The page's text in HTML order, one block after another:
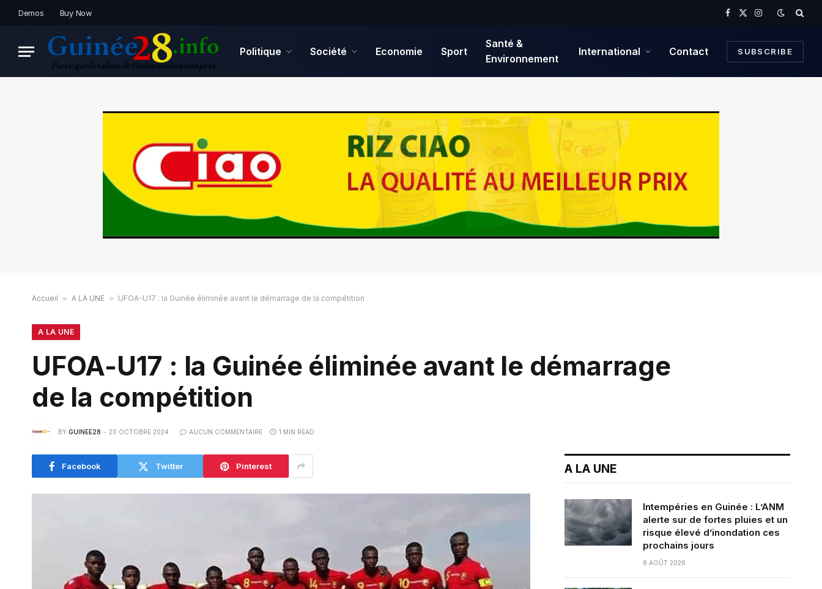
Demos Buy Now
Facebook
X
Instagram
Politique Société Economie Sport
Santé &
Environnement
International Contact SUBSCRIBE
Accueil » A LA UNE » UFOA-U17 : la Guinée éliminée avant le démarrage de la compétition
A LA UNE
UFOA-U17 : la Guinée éliminée avant le démarrage
de la compétition
BY GUINEE28 20 OCTOBRE 2024 AUCUN COMMENTAIRE 1 MIN READ
Facebook Twitter Pinterest A LA UNE
Intempéries en Guinée : L’ANM
alerte sur de fortes pluies et un
risque élevé d’inondation ces
prochains jours
8 AOÛT 2026